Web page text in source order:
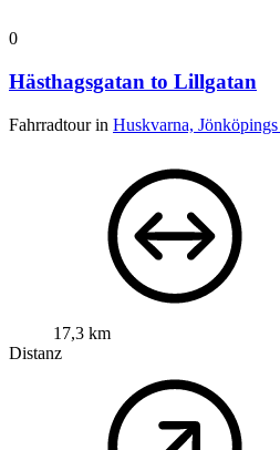
0
Hästhagsgatan to Lillgatan
Fahrradtour in Huskvarna,
17,3 km
Distanz